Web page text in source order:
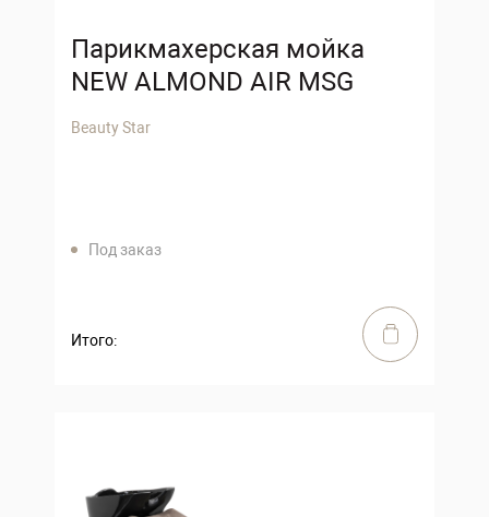
Парикмахерская мойка
NEW ALMOND AIR MSG
Beauty Star
Под заказ
Итого: